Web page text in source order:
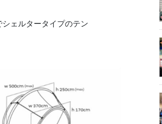
ェルタータイプのテン